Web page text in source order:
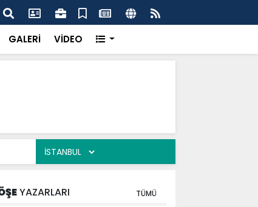
Sahada Çalışmaları İnceledi
GALERİ VİDEO
YAZARLARI TÜMÜ